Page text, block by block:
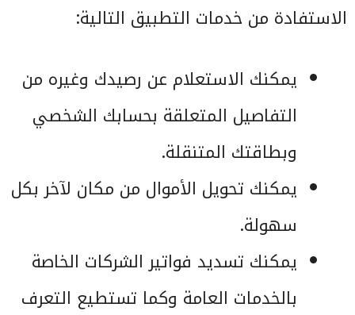
الاستفادة من خدمات التطبيق التالية:
يمكنك الاستعلام عن رصيدك وغيره من
التفاصيل المتعلقة بحسابك الشخصي
وبطاقتك المتنقلة.
يمكنك تحويل الأموال من مكان لآخر بكل
سهولة.
يمكنك تسديد فواتير الشركات الخاصة
بالخدمات العامة وكما تستطيع التعرف